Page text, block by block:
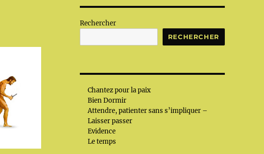
Rechercher
RECHERCHER
Chantez pour la paix
Bien Dormir
Attendre, patienter sans s’impliquer –
Laisser passer
Evidence
Le temps